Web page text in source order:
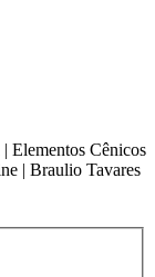
Elementos Cênicos
| Braulio Tavares